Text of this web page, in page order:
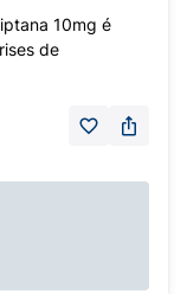
10mg é
de